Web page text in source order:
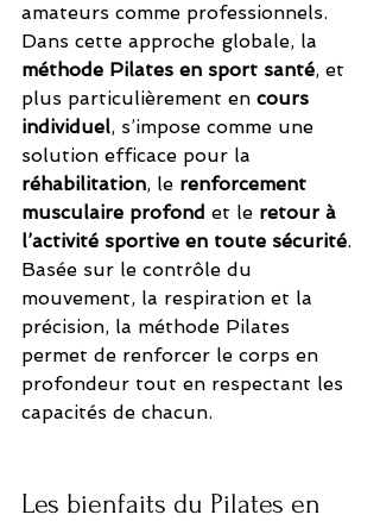
amateurs comme professionnels.
Dans cette approche globale, la
méthode Pilates en sport santé, et
plus particulièrement en cours
individuel, s’impose comme une
solution efficace pour la
réhabilitation, le renforcement
musculaire profond et le retour à
l’activité sportive en toute sécurité.
Basée sur le contrôle du
mouvement, la respiration et la
précision, la méthode Pilates
permet de renforcer le corps en
profondeur tout en respectant les
capacités de chacun.
Les bienfaits du Pilates en